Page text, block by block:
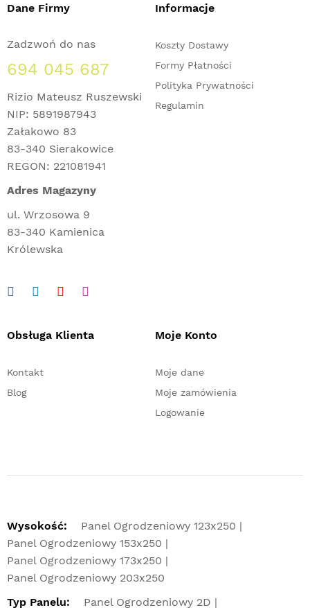
Dane Firmy
Zadzwoń do nas
694 045 687
Rizio Mateusz Ruszewski
NIP: 5891987943
Załakowo 83
83-340 Sierakowice
REGON: 221081941
Adres Magazyny
ul. Wrzosowa 9
83-340 Kamienica
Królewska
Informacje
Koszty Dostawy
Formy Płatności
Polityka Prywatności
Regulamin
Obsługa Klienta
Kontakt
Blog
Moje Konto
Moje dane
Moje zamówienia
Logowanie
Wysokość:
Panel Ogrodzeniowy 123x250
Panel Ogrodzeniowy 153x250
Panel Ogrodzeniowy 173x250
Panel Ogrodzeniowy 203x250
Typ Panelu:
Panel Ogrodzeniowy 2D